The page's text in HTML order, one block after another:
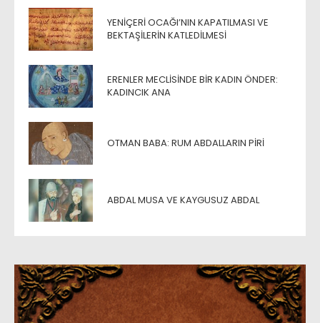
YENIÇERI OCAĞI’NIN KAPATILMASI VE
BEKTAŞILERIN KATLEDILMESI
ERENLER MECLISINDE BIR KADIN ÖNDER:
KADINCIK ANA
OTMAN BABA: RUM ABDALLARIN PIRI
ABDAL MUSA VE KAYGUSUZ ABDAL